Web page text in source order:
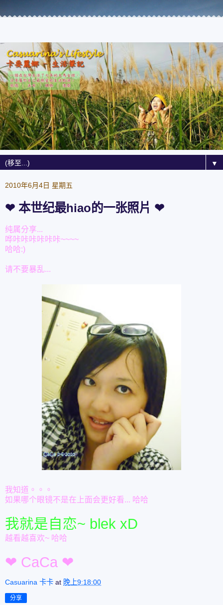
▼
2010年6月4日 星期五
❤ 本世纪最hiao的一张照片 ❤
纯属分享...
哗咔咔咔咔咔咔~~~~
哈哈:)
请不要暴乱...
我知道。。。
如果哪个眼镜不是在上面会更好看... 哈哈
我就是自恋~ blek xD
越看越喜欢~ 哈哈
❤ CaCa ❤
Casuarina 卡卡 at 晚上9:18:00
分享